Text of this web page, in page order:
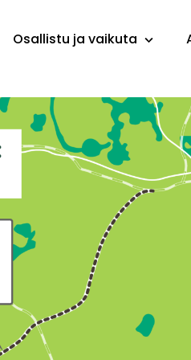
Osallistu ja vaikuta